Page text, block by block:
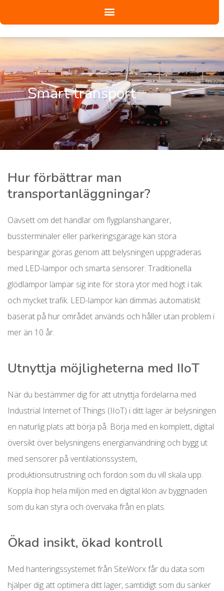
Smart transport
Hur förbättrar man
transportanläggningar?
Oavsett om det handlar om flygplanshangarer,
bussterminaler eller parkeringsgarage kan stora
besparingar göras genom att belysningen uppgraderas
med LED-lampor och smarta sensorer. Traditionella
glödlampor lämpar sig inte för stora ytor med högt i tak
och mycket trafik. LED-lampor kan dimmas automatiskt
baserat på hur området används och håller utan problem i
mer än 10 år.
Utnyttja möjligheterna med IIoT
När du bestämmer dig för att utnyttja fördelarna med
Industrial Internet of Things (IIoT) i ditt lager är belysningen
en naturlig plats att börja på. Börja med en komplett, digital
översikt över belysningens energianvändning och bygg ut
med sensorer på ventilationssystem,
produktionsutrustning och fordon som du vill skala upp.
Koppla ihop hela miljön med en digital klon av byggnaden
som du kan styra och övervaka från en plats.
Ökad insikt, ökad kontroll
Med hanteringssystemet från SiteWorx får du data som
hjälper dig att optimera ditt lager, samtidigt som du sänker